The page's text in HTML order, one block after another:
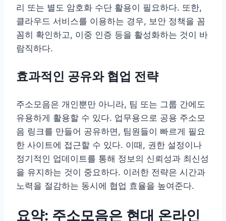
리 또는 별도 암호화 수단 활용이 필요하다. 또한,
클라우드 서비스를 이용하는 경우, 보안 정책을 꼼
꼼히 확인하고, 이중 인증 등을 활성화하는 것이 바
람직하다.
효과적인 공유와 협업 전략
주소모음은 개인뿐만 아니라, 팀 또는 그룹 간에도
유용하게 활용할 수 있다. 업무용으로 공용 주소모
음 링크를 만들어 공유하면, 팀원들이 빠르게 필요
한 사이트에 접근할 수 있다. 이때, 권한 설정이나
정기적인 업데이트를 통해 정보의 신뢰성과 최신성
을 유지하는 것이 중요하다. 이러한 전략은 시간과
노력을 절감하는 동시에 협업 효율을 높여준다.
요약: 주소모음은 현대 온라인